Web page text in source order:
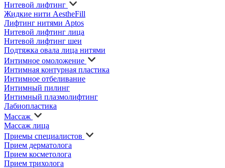
Нитевой лифтинг
Жидкие нити AestheFill
Лифтинг нитями Aptos
Нитевой лифтинг лица
Нитевой лифтинг шеи
Подтяжка овала лица нитями
Интимное омоложение
Интимная контурная пластика
Интимное отбеливание
Интимный пилинг
Интимный плазмолифтинг
Лабиопластика
Массаж
Массаж лица
Приемы специалистов
Прием дерматолога
Прием косметолога
Прием трихолога